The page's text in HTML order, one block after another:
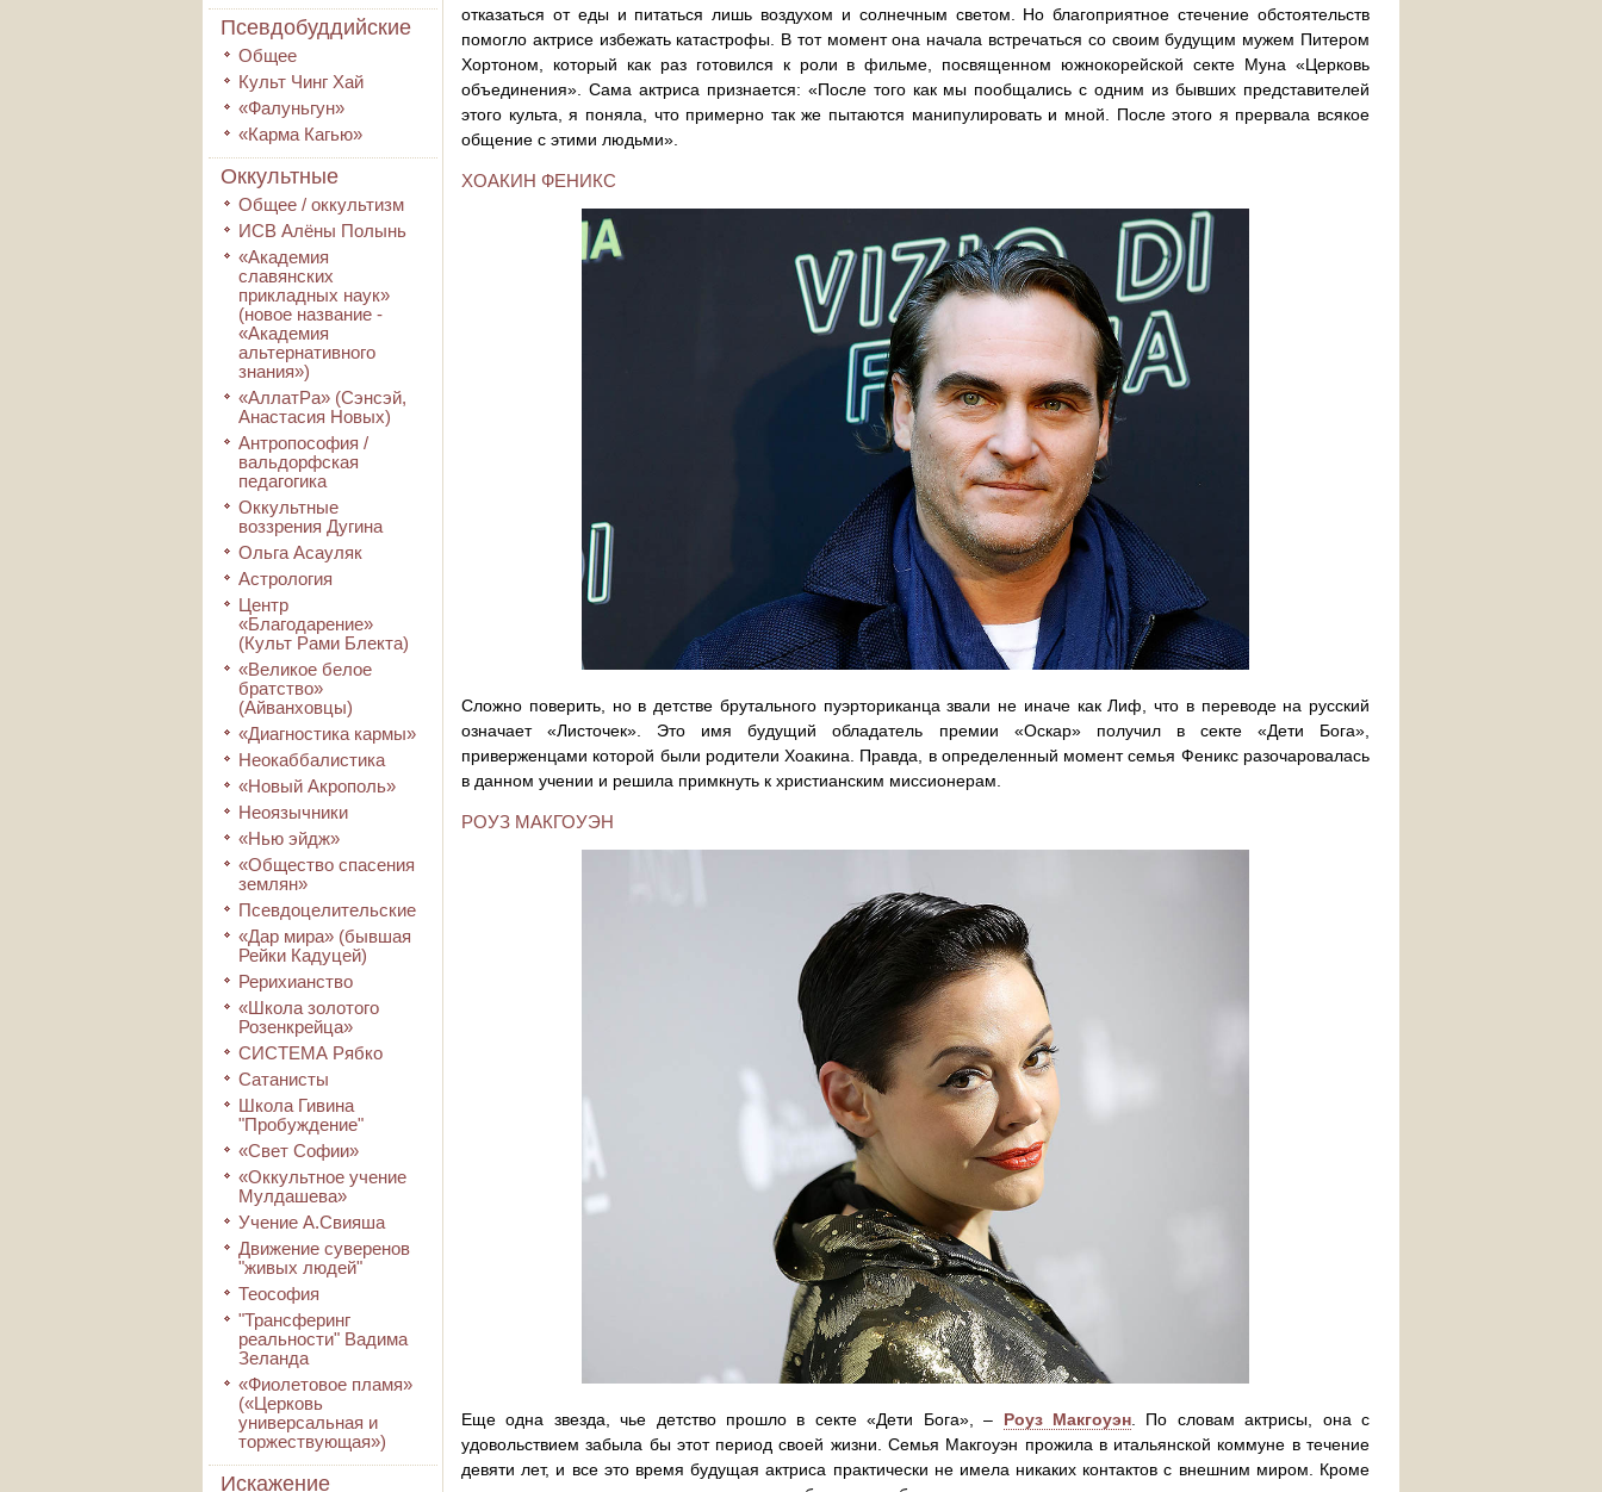
Псевдобуддийские
Общее
Культ Чинг Хай
«Фалуньгун»
«Карма Кагью»
Оккультные
Общее / оккультизм
ИСВ Алёны Полынь
«Академия
славянских
прикладных наук»
(новое название -
«Академия
альтернативного
знания»)
«АллатРа» (Сэнсэй,
Анастасия Новых)
Антропософия /
вальдорфская
педагогика
Оккультные
воззрения Дугина
Ольга Асауляк
Астрология
Центр
«Благодарение»
(Культ Рами Блекта)
«Великое белое
братство»
(Айванховцы)
«Диагностика кармы»
Неокаббалистика
«Новый Акрополь»
Неоязычники
«Нью эйдж»
«Общество спасения
землян»
Псевдоцелительские
«Дар мира» (бывшая
Рейки Кадуцей)
Рерихианство
«Школа золотого
Розенкрейца»
СИСТЕМА Рябко
Сатанисты
Школа Гивина
"Пробуждение"
«Свет Софии»
«Оккультное учение
Мулдашева»
Учение А.Свияша
Движение суверенов
"живых людей"
Теософия
"Трансферинг
реальности" Вадима
Зеланда
«Фиолетовое пламя»
(«Церковь
универсальная и
торжествующая»)
Искажение
отказаться от еды и питаться лишь воздухом и солнечным светом. Но благоприятное стечение обстоятельств
помогло актрисе избежать катастрофы. В тот момент она начала встречаться со своим будущим мужем Питером
Хортоном, который как раз готовился к роли в фильме, посвященном южнокорейской секте Муна «Церковь
объединения». Сама актриса признается: «После того как мы пообщались с одним из бывших представителей
этого культа, я поняла, что примерно так же пытаются манипулировать и мной. После этого я прервала всякое
общение с этими людьми».
ХОАКИН ФЕНИКС
Сложно поверить, но в детстве брутального пуэрториканца звали не иначе как Лиф, что в переводе на русский
означает «Листочек». Это имя будущий обладатель премии «Оскар» получил в секте «Дети Бога»,
приверженцами которой были родители Хоакина. Правда, в определенный момент семья Феникс разочаровалась
в данном учении и решила примкнуть к христианским миссионерам.
РОУЗ МАКГОУЭН
Еще одна звезда, чье детство прошло в секте «Дети Бога», – Роуз Макгоуэн. По словам актрисы, она с
удовольствием забыла бы этот период своей жизни. Семья Макгоуэн прожила в итальянской коммуне в течение
девяти лет, и все это время будущая актриса практически не имела никаких контактов с внешним миром. Кроме